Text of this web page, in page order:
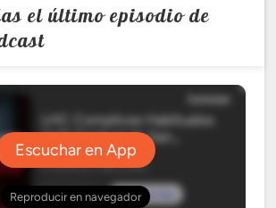
el último episodio de